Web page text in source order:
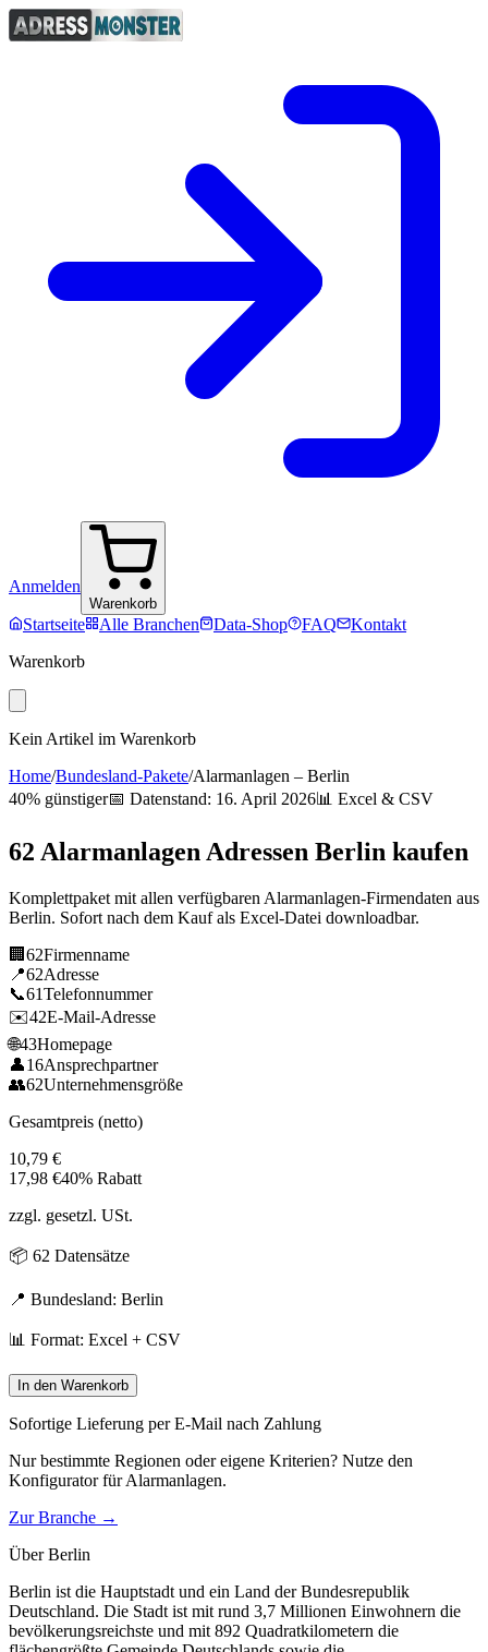
Anmelden
Warenkorb
Startseite Alle Branchen Data-Shop FAQ
Kontakt
Warenkorb
Kein Artikel im Warenkorb
Home/Bundesland-Pakete/Alarmanlagen – Berlin
40% günstiger📅 Datenstand: 16. April 2026📊 Excel & CSV
62 Alarmanlagen Adressen Berlin kaufen
Komplettpaket mit allen verfügbaren Alarmanlagen-Firmendaten aus
Berlin. Sofort nach dem Kauf als Excel-Datei downloadbar.
🏢 62Firmenname
📍62Adresse
📞61Telefonnummer
✉️42E-Mail-Adresse
🌐43Homepage
👤16Ansprechpartner
👥62Unternehmensgröße
Gesamtpreis (netto)
10,79 €
17,98 €40% Rabatt
zzgl. gesetzl. USt.
📦 62 Datensätze
📍 Bundesland: Berlin
📊 Format: Excel + CSV
In den Warenkorb
Sofortige Lieferung per E-Mail nach Zahlung
Nur bestimmte Regionen oder eigene Kriterien? Nutze den
Konfigurator fürAlarmanlagen.
Zur Branche →
ÜberBerlin
Berlin ist die Hauptstadt und ein Land der Bundesrepublik
Deutschland. Die Stadt ist mit rund 3,7 Millionen Einwohnern die
bevölkerungsreichste und mit 892 Quadratkilometern die